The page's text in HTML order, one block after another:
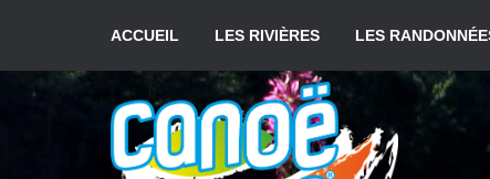
ACCUEIL LES RIVIÈRES LES